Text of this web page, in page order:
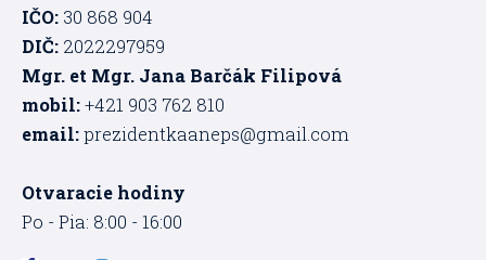
IČO: 30 868 904
DIČ: 2022297959
Mgr. et Mgr. Jana Barčák Filipová
mobil:+421 903 762 810
email:prezidentkaaneps@gmail.com
Otvaracie hodiny
Po - Pia: 8:00 - 16:00